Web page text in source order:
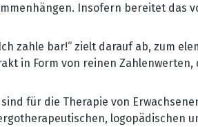
Insofern bereitet das
zahle bar!“ zielt darauf ab, zum
in Form von reinen
für die Therapie von
logopädischen